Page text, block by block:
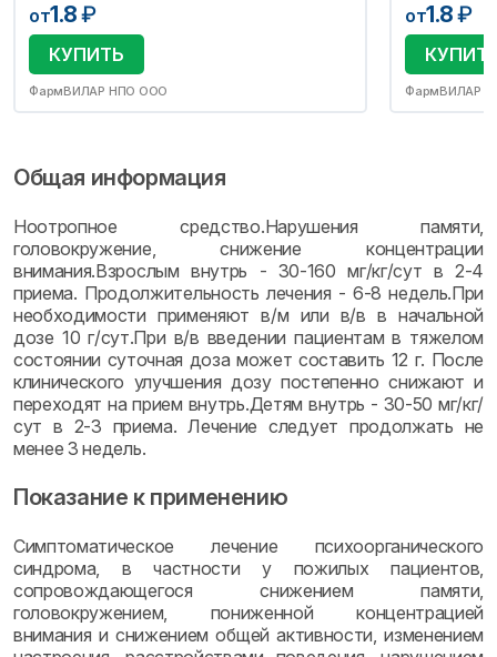
от1.8₽
КУПИТЬ
ФармВИЛАР НПО ООО
от1.8₽
ФармВИЛАР
Общая информация
Ноотропное средство.Нарушения памяти,
головокружение, снижение концентрации
внимания.Взрослым внутрь - 30-160 мг/кг/сут в 2-4
приема. Продолжительность лечения - 6-8 недель.При
необходимости применяют в/м или в/в в начальной
дозе 10 г/сут.При в/в введении пациентам в тяжелом
состоянии суточная доза может составить 12 г. После
клинического улучшения дозу постепенно снижают и
переходят на прием внутрь.Детям внутрь - 30-50 мг/кг/
сут в 2-3 приема. Лечение следует продолжать не
менее 3 недель.
Показание к применению
Симптоматическое лечение психоорганического
синдрома, в частности у пожилых пациентов,
сопровождающегося снижением памяти,
головокружением, пониженной концентрацией
внимания и снижением общей активности, изменением